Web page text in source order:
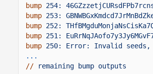
bump 254:
bump 253:
bump 252:
bump 251:
bump 250: Error: Invalid
...
//
remaining bump outputs